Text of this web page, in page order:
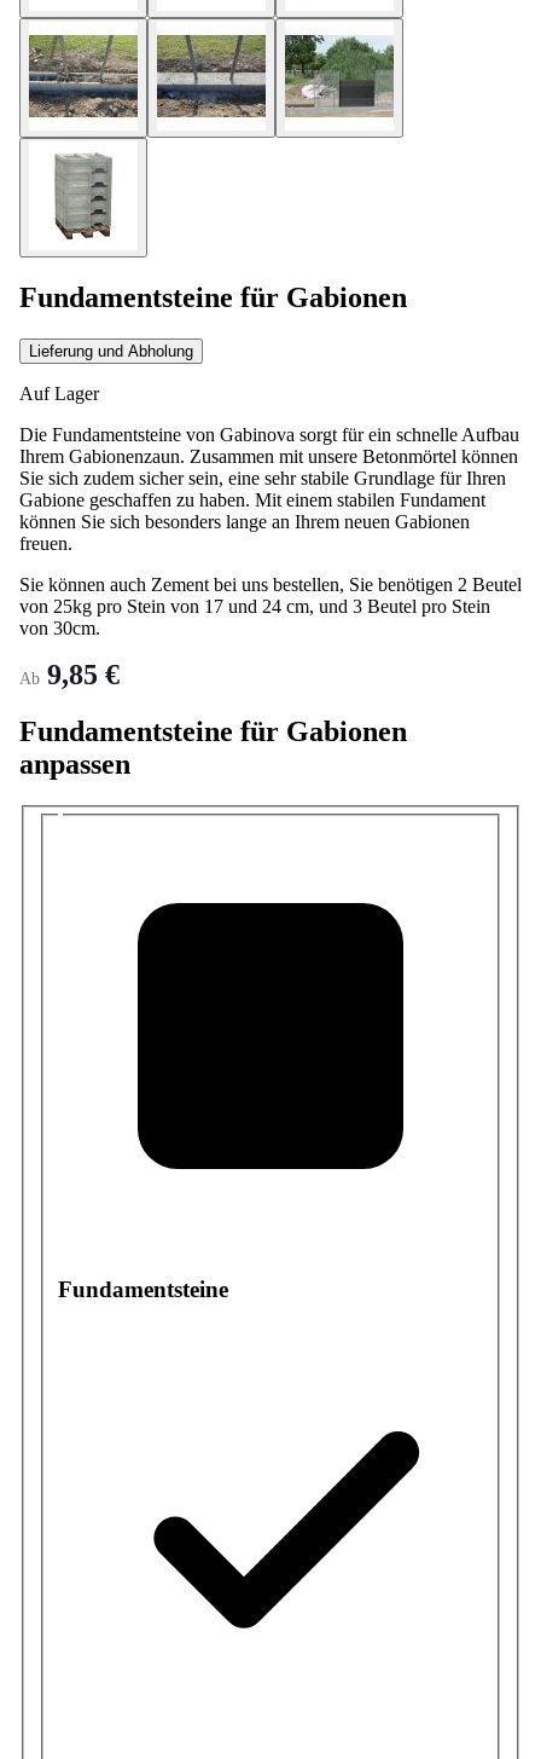
Fundamentsteine für Gabionen
Lieferung und Abholung
Auf Lager
Die Fundamentsteine von Gabinova sorgt für ein schnelle Aufbau
Ihrem Gabionenzaun. Zusammen mit unsere Betonmörtel können
Sie sich zudem sicher sein, eine sehr stabile Grundlage für Ihren
Gabione geschaffen zu haben. Mit einem stabilen Fundament
können Sie sich besonders lange an Ihrem neuen Gabionen
freuen.
Sie können auch Zement bei uns bestellen, Sie benötigen 2 Beutel
von 25kg pro Stein von 17 und 24 cm, und 3 Beutel pro Stein
von 30cm.
Ab 9,85 €
Fundamentsteine für Gabionen
anpassen
Fundamentsteine